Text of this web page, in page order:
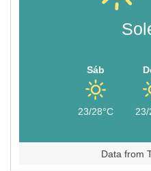
Sáb
23/28°C 23/
Data from